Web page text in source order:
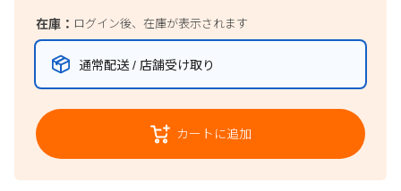
在庫： ログイン後、在庫が表示されます
通常配送 / 店舗受け取り
カートに追加